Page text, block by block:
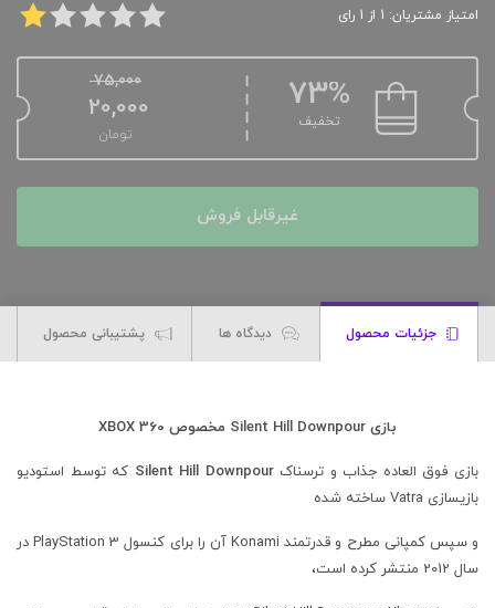
امتیاز مشتریان: 1 از 1 رای
73%
تخفیف
75,000
20,000
تومان
غیرقابل فروش
جزئیات محصول دیدگاه ها پشتیبانی محصول
بازی Silent Hill Downpour مخصوص XBOX 360
بازی فوق العاده جذاب و ترسناکSilent Hill Downpour که توسط استودیو
بازیسازی Vatra ساخته شده
و سپس کمپانی مطرح و قدرتمند Konami آن را برای کنسول PlayStation 3 در
سال 2012 منتشر کرده است،